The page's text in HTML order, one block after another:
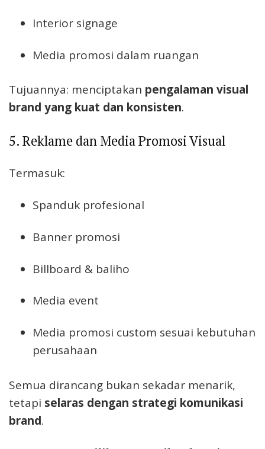
Interior signage
Media promosi dalam ruangan
Tujuannya: menciptakan pengalaman visual
brand yang kuat dan konsisten.
5. Reklame dan Media Promosi Visual
Termasuk:
Spanduk profesional
Banner promosi
Billboard & baliho
Media event
Media promosi custom sesuai kebutuhan
perusahaan
Semua dirancang bukan sekadar menarik,
tetapi selaras dengan strategi komunikasi
brand.